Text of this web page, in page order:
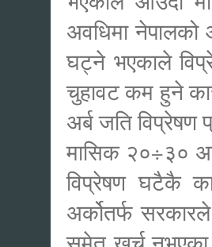
अवधिमा नेपालको
घट्ने भएकाले
चुहावट कम हुने
अर्ब जति
मासिक २०÷३०
विप्रेषण घटैकै
अर्कोतर्फ